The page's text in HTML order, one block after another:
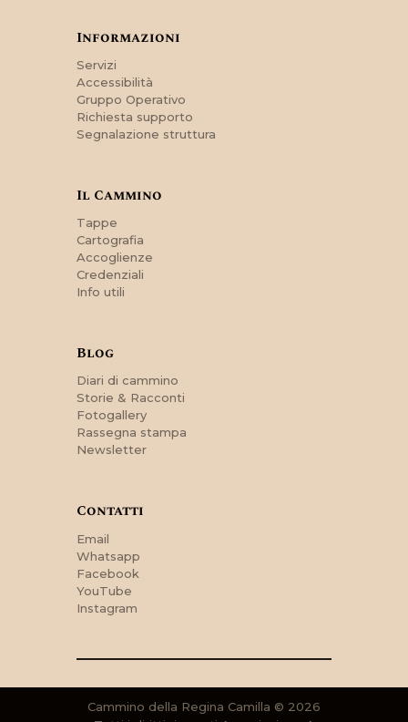
Informazioni
Servizi
Accessibilità
Gruppo Operativo
Richiesta supporto
Segnalazione struttura
Il Cammino
Tappe
Cartografia
Accoglienze
Credenziali
Info utili
Blog
Diari di cammino
Storie & Racconti
Fotogallery
Rassegna stampa
Newsletter
Contatti
Email
Whatsapp
Facebook
YouTube
Instagram
Cammino della Regina Camilla © 2026